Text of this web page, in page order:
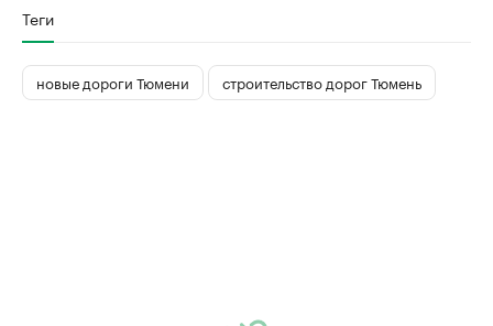
Теги
новые дороги Тюмени строительство дорог Тюмень